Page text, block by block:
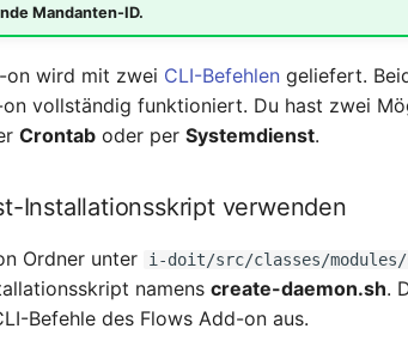
Mandanten-ID.
on wird mit zwei CLI-Befehlen geliefert.
vollständig funktioniert. Du hast zwei
Crontab oder perSystemdienst.
Installationsskript verwenden
Ordner unter i-doit/src/classes/
namenscreate-daemon.sh.
Befehle des Flows Add-on aus.